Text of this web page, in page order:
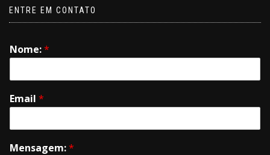
ENTRE EM CONTATO
Nome:*
Email *
Mensagem:*